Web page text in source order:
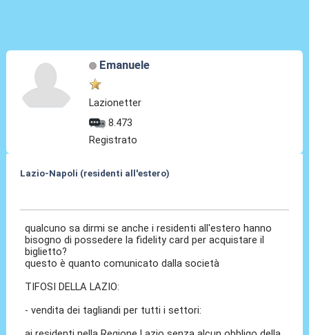
Emanuele
Lazionetter
8.473
Registrato
Lazio-Napoli (residenti all'estero)
qualcuno sa dirmi se anche i residenti all'estero hanno
bisogno di possedere la fidelity card per acquistare il
biglietto?
questo è quanto comunicato dalla società
TIFOSI DELLA LAZIO:
- vendita dei tagliandi per tutti i settori: